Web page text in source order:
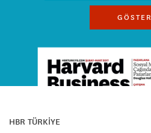
GÖSTER
HBR TÜRKİYE